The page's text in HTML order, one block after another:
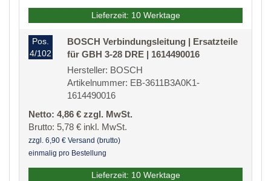
Lieferzeit: 10 Werktage
Pos.
4/102
BOSCH Verbindungsleitung | Ersatzteile
für GBH 3-28 DRE | 1614490016
Hersteller: BOSCH
Artikelnummer: EB-3611B3A0K1-
1614490016
Netto: 4,86 € zzgl. MwSt.
Brutto: 5,78 € inkl. MwSt.
zzgl. 6,90 € Versand (brutto)
einmalig pro Bestellung
Lieferzeit: 10 Werktage